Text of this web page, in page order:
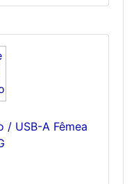
/ USB-A Fêmea